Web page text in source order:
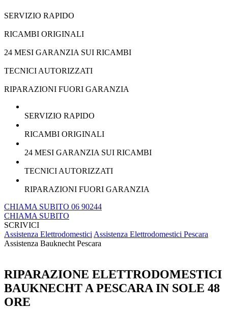
SERVIZIO RAPIDO
RICAMBI ORIGINALI
24 MESI GARANZIA SUI RICAMBI
TECNICI AUTORIZZATI
RIPARAZIONI FUORI GARANZIA
SERVIZIO RAPIDO
RICAMBI ORIGINALI
24 MESI GARANZIA SUI RICAMBI
TECNICI AUTORIZZATI
RIPARAZIONI FUORI GARANZIA
CHIAMA SUBITO 06 90244
CHIAMA SUBITO
SCRIVICI
Assistenza Elettrodomestici Assistenza Elettrodomestici Pescara
Assistenza Bauknecht Pescara
RIPARAZIONE ELETTRODOMESTICI
BAUKNECHT A PESCARA IN SOLE 48
ORE